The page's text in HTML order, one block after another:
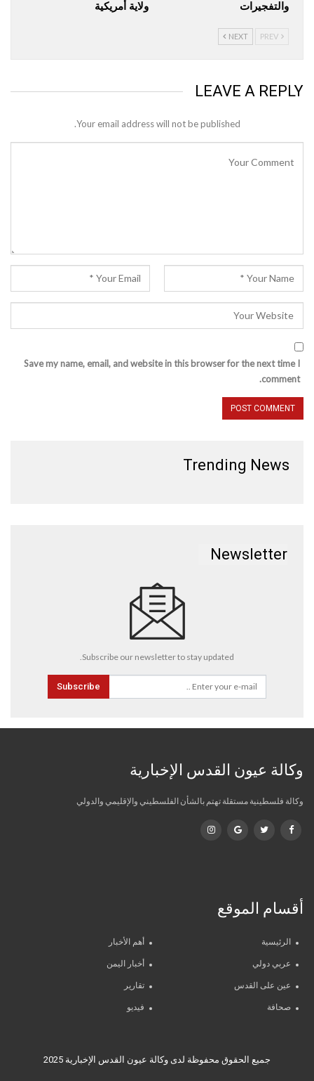
والتفجيرات
ولاية أمريكية
NEXT
LEAVE A REPLY
Your email address will not be published.
Save my name, email, and website in this browser for the next time I
comment.
Trending News
Newsletter
Subscribe our newsletter to stay updated.
Subscribe
وكالة عيون القدس الإخبارية
وكالة فلسطينية مستقلة تهتم بالشأن الفلسطيني والإقليمي والدولي
أقسام الموقع
الرئيسية أهم الأخبار
عربي دولي أخبار اليمن
عين على القدس تقارير
صحافة فيديو
جميع الحقوق محفوظة لدى وكالة عيون القدس الإخبارية 2025